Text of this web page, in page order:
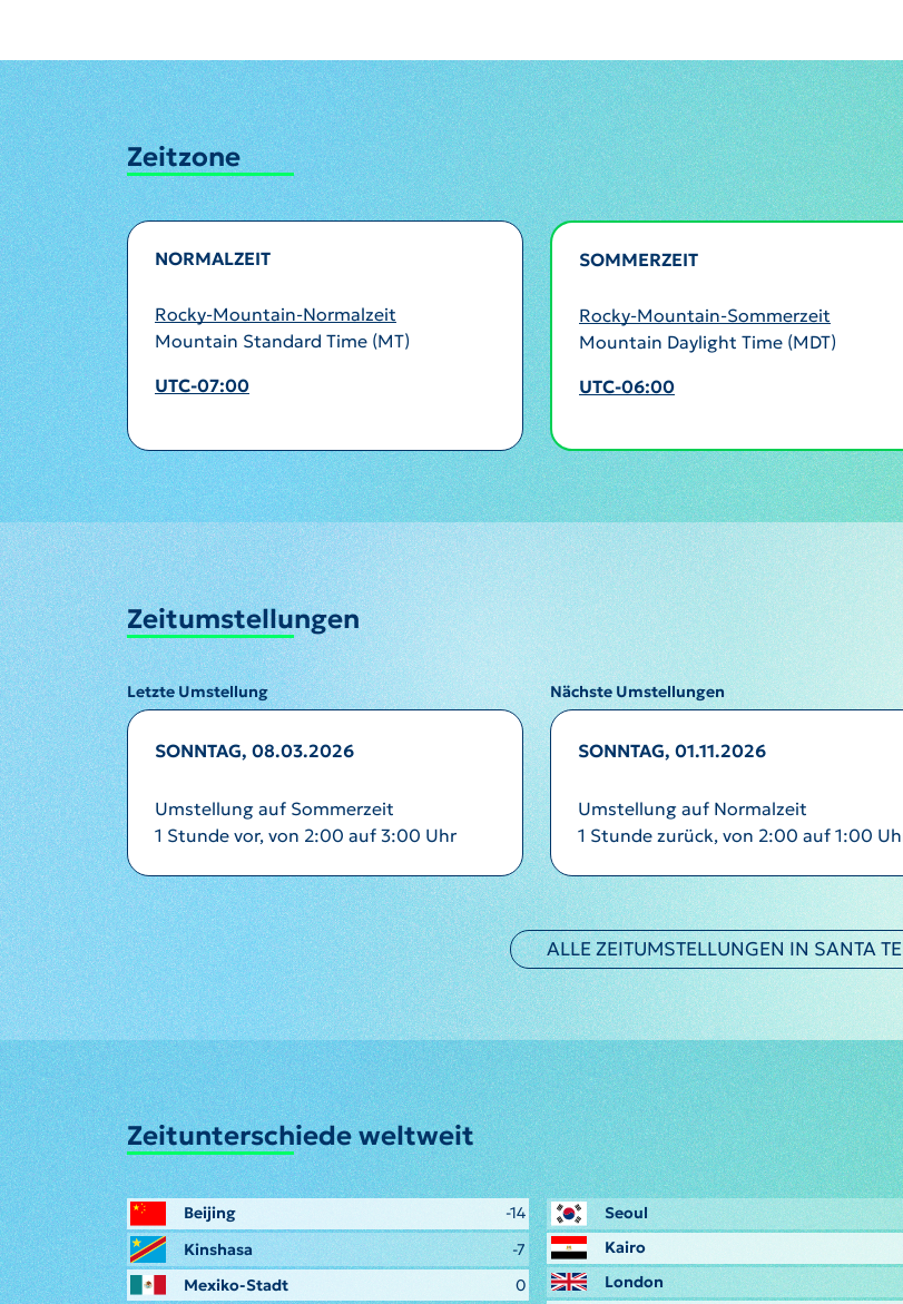
Zeitzone
NORMALZEIT
Rocky-Mountain-Normalzeit
Mountain Standard Time (MT)
UTC-07:00
SOMMERZEIT
Rocky-Mountain-Sommerzeit
Mountain Daylight Time (MDT)
UTC-06:00
Zeitumstellungen
Letzte Umstellung Nächste Umstellungen
SONNTAG, 08.03.2026
Umstellung auf Sommerzeit
1 Stunde vor, von 2:00 auf 3:00 Uhr
SONNTAG, 01.11.2026
Umstellung auf Normalzeit
1 Stunde zurück, von 2:00 auf 1:00
ALLE ZEITUMSTELLUNGEN IN SANTA
Zeitunterschiede weltweit
Beijing
-14
Kinshasa
-7
Mexiko-Stadt
0
Seoul
Kairo
London